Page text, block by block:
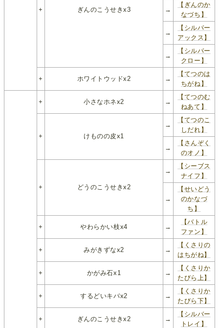
+ ぎんのこうせきx3 →
【ぎんのか
なづち】
→
【シルバー
アックス】
→
【シルバー
クロー】
+ ホワイトウッドx2 →
【てつのは
ちがね】
+ 小さなホネx2 →
【てつのむ
ねあて】
+ けものの皮x1
→
【てつのこ
しだれ】
→
【さんぞく
のオノ】
+ どうのこうせきx2
→
【シーブス
ナイフ】
→
【せいどう
のかなづ
ち】
+ やわらかい枝x4 →
【バトル
ファン】
+ みがきずなx2 →
【くさりの
はちがね】
+ かがみ石x1 →
【くさりか
たびら上】
+ するどいキバx2 →
【くさりか
たびら下】
+ ぎんのこうせきx2 →
【シルバー
トレイ】